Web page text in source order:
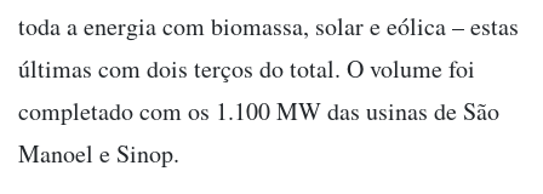
toda a energia com biomassa, solar e eólica – estas
últimas com dois terços do total. O volume foi
completado com os 1.100 MW das usinas de São
Manoel e Sinop.